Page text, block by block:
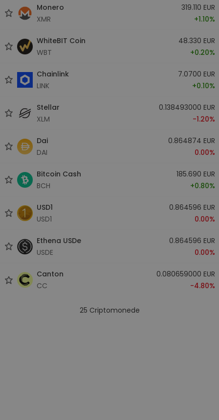
Monero
XMR
319.110 EUR
+1.10%
WhiteBIT Coin
WBT
48.330 EUR
+0.20%
Chainlink
LINK
7.0700 EUR
+0.10%
Stellar
XLM
0.138493000 EUR
-1.20%
Dai
DAI
0.864874 EUR
0.00%
Bitcoin Cash
BCH
185.690 EUR
+0.80%
USD1
USD1
0.864596 EUR
0.00%
Ethena USDe
USDE
0.864596 EUR
0.00%
Canton
CC
0.080659000 EUR
-4.80%
25 Criptomonede